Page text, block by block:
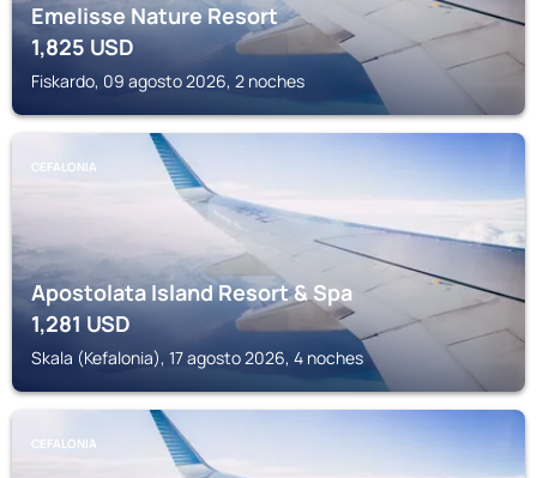
Emelisse Nature Resort
1,825USD
Fiskardo, 09 agosto 2026, 2 noches
CEFALONIA
Apostolata Island Resort & Spa
1,281USD
Skala (Kefalonia), 17 agosto 2026, 4 noches
CEFALONIA